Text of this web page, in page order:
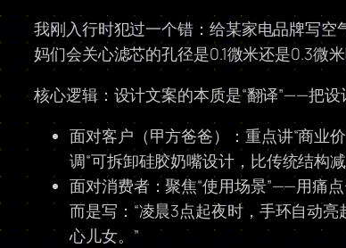
我刚入行时犯过一个错：给某家电品牌写空
妈们会关心滤芯的孔径是0.1微米还是0.3微
核心逻辑：设计文案的本质是“翻译”——把
面对客户（甲方爸爸）：重点讲“商业
调“可拆卸硅胶奶嘴设计，比传统结构
面对消费者：聚焦“使用场景”——用痛
而是写：“凌晨3点起夜时，手环自动
心儿女。”